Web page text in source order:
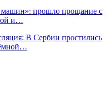
машин»: прошло прощание с
и…
В Сербии простились